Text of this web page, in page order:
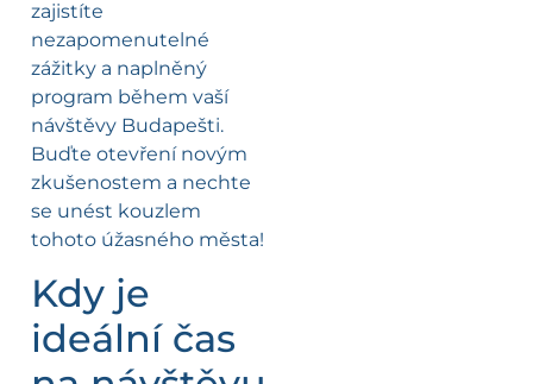
zajistíte
nezapomenutelné
zážitky a naplněný
program během vaší
návštěvy Budapešti.
Buďte otevření novým
zkušenostem a nechte
se unést kouzlem
tohoto úžasného města!
Kdy je
ideální čas